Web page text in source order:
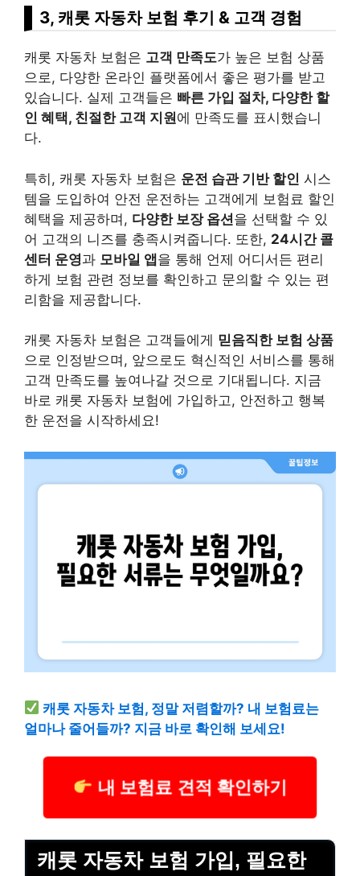
3, 캐롯 자동차 보험 후기 & 고객 경험
캐롯 자동차 보험은 고객 만족도가 높은 보험 상품
으로, 다양한 온라인 플랫폼에서 좋은 평가를 받고
있습니다. 실제 고객들은 빠른 가입 절차, 다양한 할
인 혜택, 친절한 고객 지원에 만족도를 표시했습니
다.
특히, 캐롯 자동차 보험은 운전 습관 기반 할인 시스
템을 도입하여 안전 운전하는 고객에게 보험료 할인
혜택을 제공하며, 다양한 보장 옵션을 선택할 수 있
어 고객의 니즈를 충족시켜줍니다. 또한, 24시간 콜
센터 운영과 모바일 앱을 통해 언제 어디서든 편리
하게 보험 관련 정보를 확인하고 문의할 수 있는 편
리함을 제공합니다.
캐롯 자동차 보험은 고객들에게 믿음직한 보험 상품
으로 인정받으며, 앞으로도 혁신적인 서비스를 통해
고객 만족도를 높여나갈 것으로 기대됩니다. 지금
바로 캐롯 자동차 보험에 가입하고, 안전하고 행복
한 운전을 시작하세요!
캐롯 자동차 보험, 정말 저렴할까? 내 보험료는
얼마나 줄어들까? 지금 바로 확인해 보세요!
내 보험료 견적 확인하기
캐롯 자동차 보험 가입, 필요한